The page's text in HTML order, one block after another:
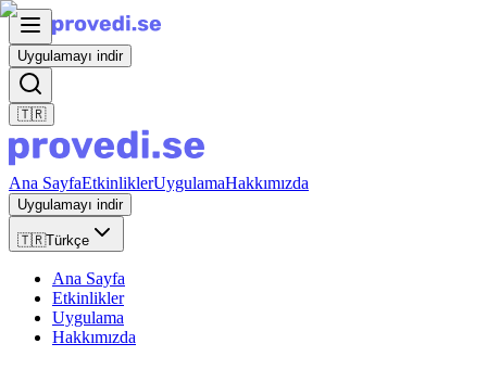
Uygulamayı indir
🇹🇷
Ana SayfaEtkinliklerUygulamaHakkımızda
Uygulamayı indir
🇹🇷Türkçe
Ana Sayfa
Etkinlikler
Uygulama
Hakkımızda